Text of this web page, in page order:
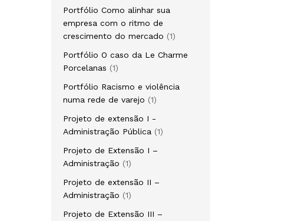
Portfólio Como alinhar sua
empresa com o ritmo de
crescimento do mercado
11
Portfólio O caso da Le Charme
Porcelanas
11
Portfólio Racismo e violência
numa rede de varejo
11
Projeto de extensão I -
Administração Pública
11
Projeto de Extensão I –
Administração
11
Projeto de extensão II –
Administração
11
Projeto de Extensão III –